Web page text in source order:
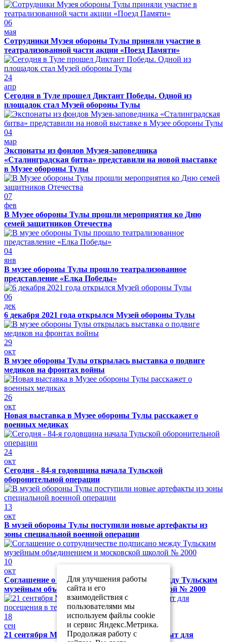
06
мая
Сотрудники Музея обороны Тулы приняли участие в
театрализованной части акции «Поезд Памяти»
24
апр
Сегодня в Туле прошел Диктант Победы. Одной из
площадок стал Музей обороны Тулы
04
мар
Экспонаты из фондов Музея-заповедника
«Сталинградская битва» представили на новой выставке
в Музее обороны Тулы
07
фев
В Музее обороны Тулы прошли мероприятия ко Дню
семей защитников Отечества
04
янв
В музее обороны Тулы прошло театрализованное
представление «Елка Победы»
06
дек
6 декабря 2021 года открылся Музей обороны Тулы
29
окт
В музее обороны Тулы открылась выставка о подвиге
медиков на фронтах войны
26
окт
Новая выставка в Музее обороны Тулы расскажет о
военных медиках
24
окт
Сегодня - 84-я годовщина начала Тульской
оборонительной операции
13
окт
В музей обороны Тулы поступили новые артефакты из
зоны специальной военной операции
10
окт
Соглашение о сотрудничестве подписано между Тульским
музейным объединением и московской школой № 2000
18
сен
21 сентября Музей обороны Тулы будет закрыт для
Для улучшения работы
сайта и его
взаимодействия с
пользователями мы
используем файлы cookie
и сервис Яндекс.Метрика.
Продолжая работу с